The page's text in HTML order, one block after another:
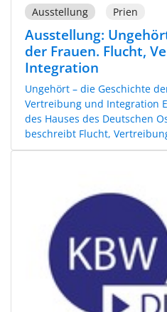
Ausstellung Prien
Ausstellung:
der Frauen. Flucht,
Integration
Ungehört – die Geschichte
Vertreibung und Integration
des Hauses des Deutschen
beschreibt Flucht,